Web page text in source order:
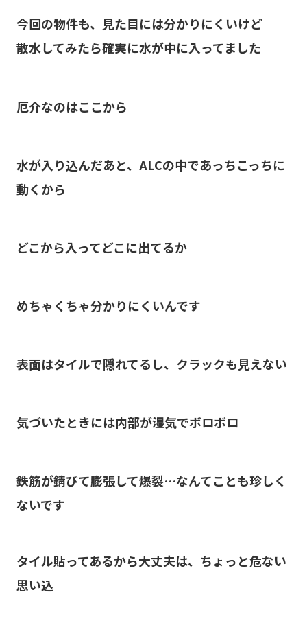
今回の物件も、見た目には分かりにくいけど
散水してみたら確実に水が中に入ってました
厄介なのはここから
水が入り込んだあと、ALCの中であっちこっちに
動くから
どこから入ってどこに出てるか
めちゃくちゃ分かりにくいんです
表面はタイルで隠れてるし、クラックも見えない
気づいたときには内部が湿気でボロボロ
鉄筋が錆びて膨張して爆裂…なんてことも珍しく
ないです
タイル貼ってあるから大丈夫は、ちょっと危ない
思い込